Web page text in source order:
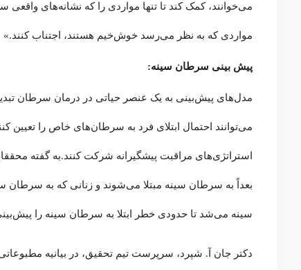
می‌خوانند، کمک کند تا تنها مواردی را که نشانه‌های
مواردی که به نظر می‌رسد خوش‌خیم هستند، اجتناب کنند.»
پیش بینی سرطان سینه:
مدل‌های پیش‌بینی به یک عنصر حیاتی در درمان سرطان
می‌توانند احتمال ابتلای فرد به سرطان‌های خاص را تعیین
استراتژی‌های مراقبت پیشگیرانه شرکت کنند.به گفته
بعداً به سرطان سینه مبتلا می‌شوند و زنانی که به سرطان
سینه می‌شد تا حدودی خطر ابتلا به سرطان سینه را
دکتر جان آ. شپرد، سرپرست تیم تحقیق، در بیانیه